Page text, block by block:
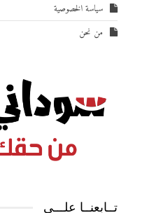
سياسة الخصوصية
من نحن
تــابعنــا علـــى